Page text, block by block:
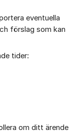
eventuella
förslag som kan
tider:
om ditt ärende